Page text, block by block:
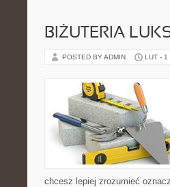
BIŻUTERIA
POSTED BY ADMIN LUT - 1
chcesz lepiej zrozumieć